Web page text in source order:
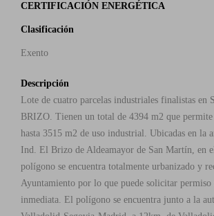
CERTIFICACIÓN ENERGÉTICA
Clasificación
Exento
Descripción
Lote de cuatro parcelas industriales finalistas en
BRIZO. Tienen un total de 4394 m2 que
hasta 3515 m2 de uso industrial. Ubicadas en la
Ind. El Brizo de Aldeamayor de San Martín, en
polígono se encuentra totalmente urbanizado y
Ayuntamiento por lo que puede solicitar permiso
inmediata. El polígono se encuentra junto a la